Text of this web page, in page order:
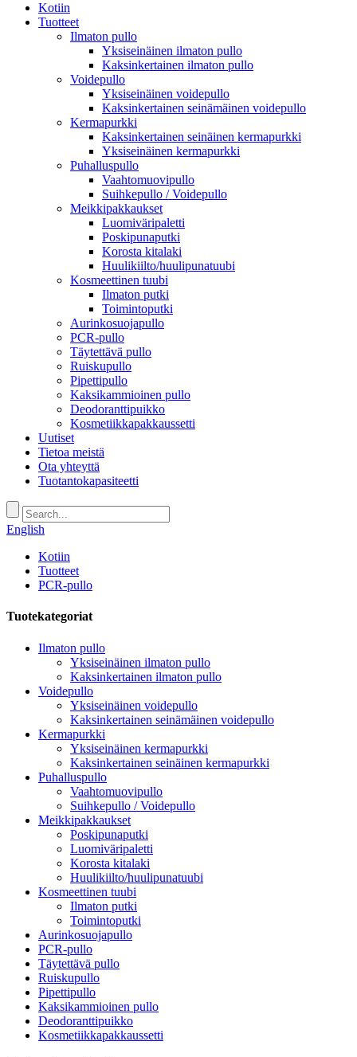
Kotiin
Tuotteet
Ilmaton pullo
Yksiseinäinen ilmaton pullo
Kaksinkertainen ilmaton pullo
Voidepullo
Yksiseinäinen voidepullo
Kaksinkertainen seinämäinen voidepullo
Kermapurkki
Kaksinkertainen seinäinen kermapurkki
Yksiseinäinen kermapurkki
Puhalluspullo
Vaahtomuovipullo
Suihkepullo / Voidepullo
Meikkipakkaukset
Luomiväripaletti
Poskipunaputki
Korosta kitalaki
Huulikiilto/huulipunatuubi
Kosmeettinen tuubi
Ilmaton putki
Toimintoputki
Aurinkosuojapullo
PCR-pullo
Täytettävä pullo
Ruiskupullo
Pipettipullo
Kaksikammioinen pullo
Deodoranttipuikko
Kosmetiikkapakkaussetti
Uutiset
Tietoa meistä
Ota yhteyttä
Tuotantokapasiteetti
English
Kotiin
Tuotteet
PCR-pullo
Tuotekategoriat
Ilmaton pullo
Yksiseinäinen ilmaton pullo
Kaksinkertainen ilmaton pullo
Voidepullo
Yksiseinäinen voidepullo
Kaksinkertainen seinämäinen voidepullo
Kermapurkki
Yksiseinäinen kermapurkki
Kaksinkertainen seinäinen kermapurkki
Puhalluspullo
Vaahtomuovipullo
Suihkepullo / Voidepullo
Meikkipakkaukset
Poskipunaputki
Luomiväripaletti
Korosta kitalaki
Huulikiilto/huulipunatuubi
Kosmeettinen tuubi
Ilmaton putki
Toimintoputki
Aurinkosuojapullo
PCR-pullo
Täytettävä pullo
Ruiskupullo
Pipettipullo
Kaksikammioinen pullo
Deodoranttipuikko
Kosmetiikkapakkaussetti